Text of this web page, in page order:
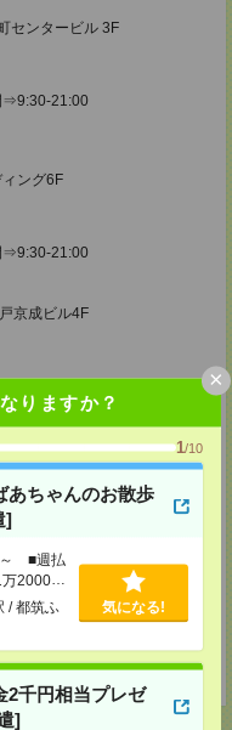
りますか？
1/10
あちゃんのお散歩
]
～ ■週払
2000円
/ 都筑ふ
気になる!
2千円相当プレゼ
]
×
センタービル 3F
⇒9:30-21:00
ング6F
⇒9:30-21:00
京成ビル4F
コク生命ビル4F
21:00
センタービル3F（さいたま
⇒9:30-21:00